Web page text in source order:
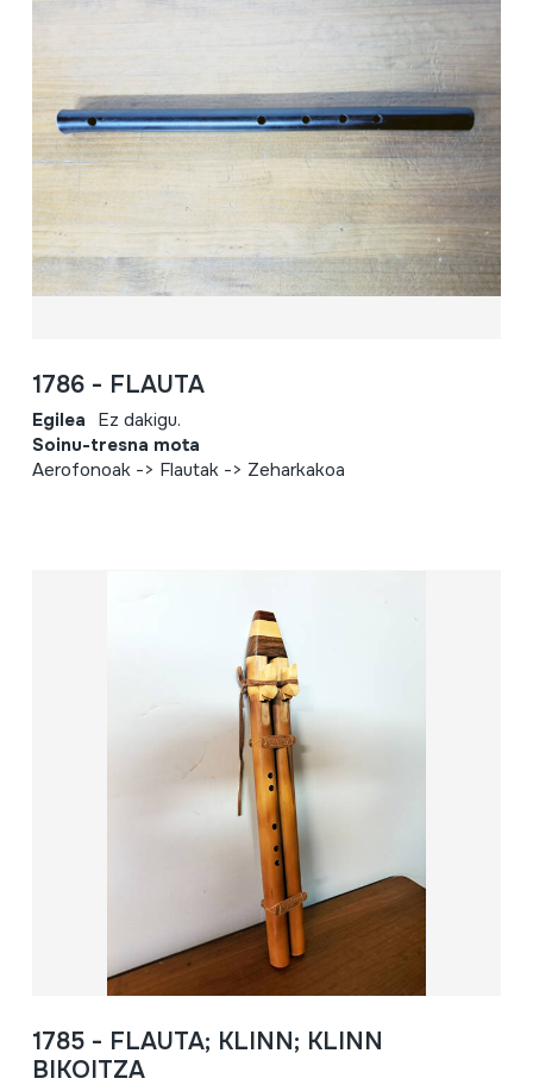
1786 - FLAUTA
Egilea Ez dakigu.
Soinu-tresna mota
Aerofonoak -> Flautak -> Zeharkakoa
1785 - FLAUTA; KLINN; KLINN
BIKOITZA